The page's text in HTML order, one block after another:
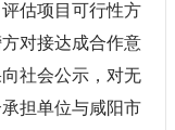
估项目可行性方
对接达成合作意
社会公示，对无
担单位与咸阳市